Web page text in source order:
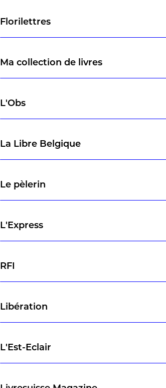
Florilettres
Ma collection de livres
L'Obs
La Libre Belgique
Le pèlerin
L'Express
RFI
Libération
L'Est-Eclair